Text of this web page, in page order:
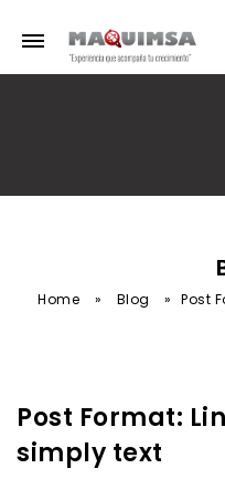
Home » Blog »
Post
Post Format:
simply text